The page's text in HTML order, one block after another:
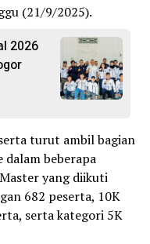
(21/9/2025).
2026
turut ambil bagian
dalam beberapa
yang diikuti
682 peserta, 10K
serta kategori 5K